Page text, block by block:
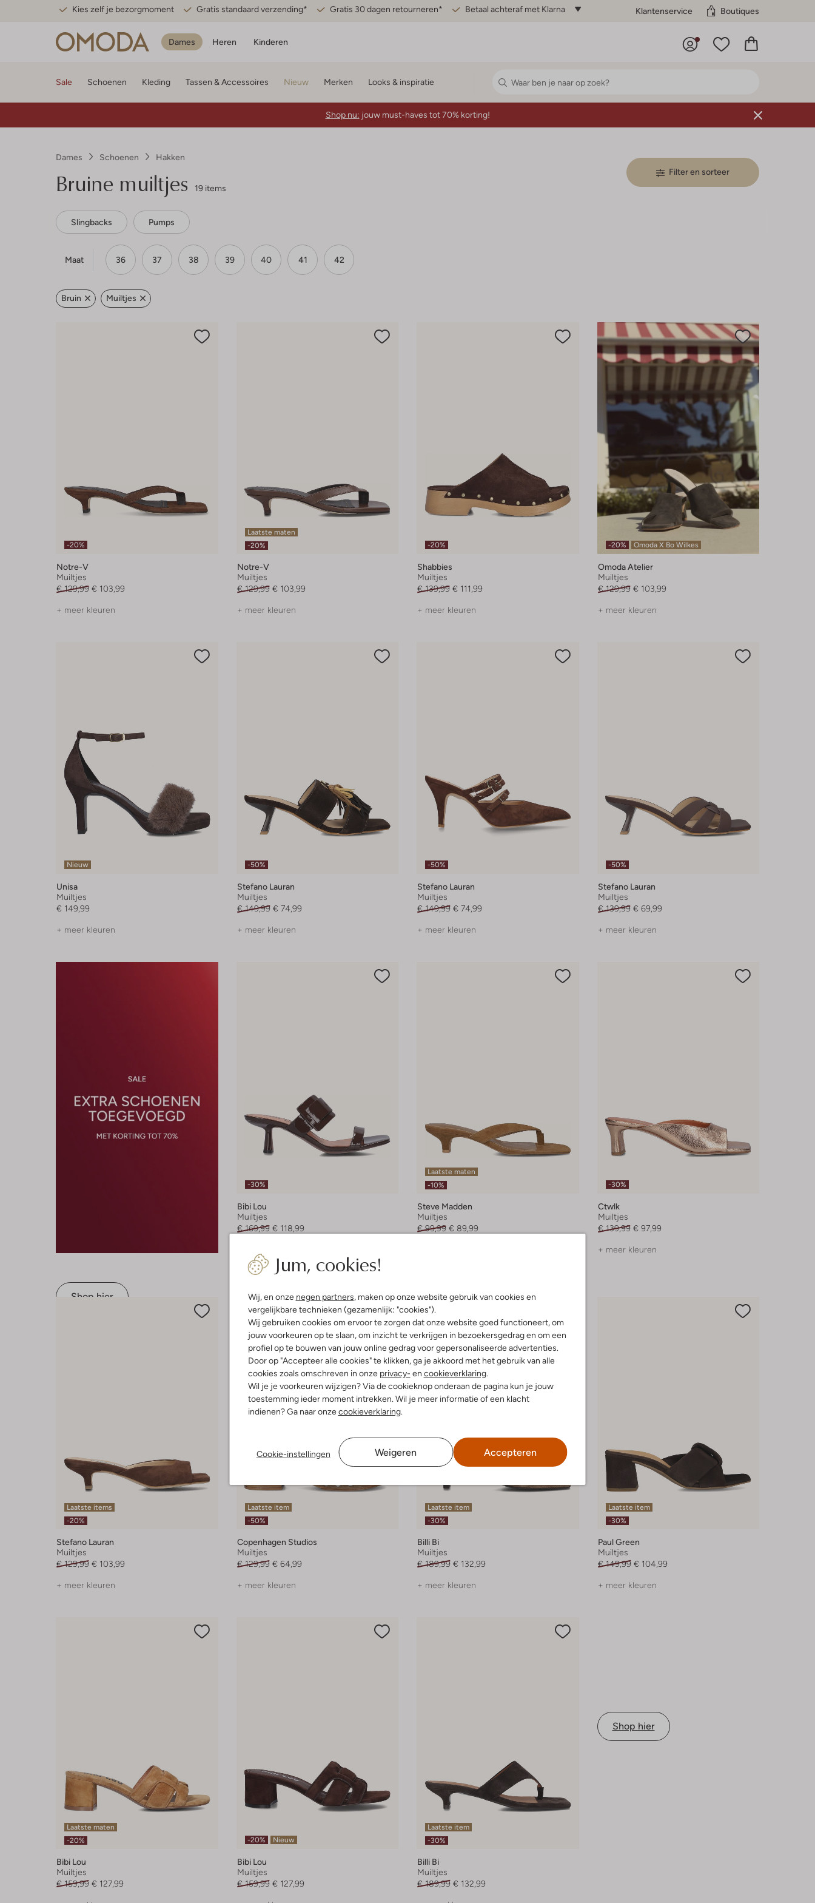
Kies zelf je bezorgmoment Gratis standaard verzending* Gratis 30 dagen retourneren* Betaal achteraf met Klarna Klantenservice Boutiques
Dames Heren Kinderen
Jum, cookies!
Wij, en onze negen partners, maken op onze website gebruik van cookies en
vergelijkbare technieken (gezamenlijk: "cookies").
Wij gebruiken cookies om ervoor te zorgen dat onze website goed functioneert, om
jouw voorkeuren op te slaan, om inzicht te verkrijgen in bezoekersgedrag en om een
profiel op te bouwen van jouw online gedrag voor gepersonaliseerde advertenties.
Door op "Accepteer alle cookies" te klikken, ga je akkoord met het gebruik van alle
cookies zoals omschreven in onze privacy- en cookieverklaring.
Wil je je voorkeuren wijzigen? Via de cookieknop onderaan de pagina kun je jouw
toestemming ieder moment intrekken. Wil je meer informatie of een klacht
indienen? Ga naar onzecookieverklaring.
Cookie-instellingen Weigeren Accepteren
Sale Schoenen Kleding Tassen & Accessoires Nieuw Merken Looks & inspiratie
Shop nu: jouw must-haves tot 70% korting!
Dames Schoenen Hakken
Bruine muiltjes 19 items
Filter en sorteer
Slingbacks Pumps
Maat 36 37 38 39 40 41 42
Bruin Muiltjes
-20%
Notre-V
Muiltjes
€ 129,99 € 103,99
+ meer kleuren
Laatste maten
-20%
Notre-V
Muiltjes
€ 129,99 € 103,99
+ meer kleuren
-20%
Shabbies
Muiltjes
€ 139,99 € 111,99
+ meer kleuren
-20% Omoda X Bo Wilkes
Omoda Atelier
Muiltjes
€ 129,99 € 103,99
+ meer kleuren
Nieuw
Unisa
Muiltjes
€ 149,99
+ meer kleuren
-50%
Stefano Lauran
Muiltjes
€ 149,99 € 74,99
+ meer kleuren
-50%
Stefano Lauran
Muiltjes
€ 149,99 € 74,99
+ meer kleuren
-50%
Stefano Lauran
Muiltjes
€ 139,99 € 69,99
+ meer kleuren
Shop hier
-30%
Bibi Lou
Muiltjes
€ 169,99 € 118,99
Laatste maten
-10%
Steve Madden
Muiltjes
€ 99,99 € 89,99
-30%
Ctwlk
Muiltjes
€ 139,99 € 97,99
+ meer kleuren
Laatste items
-20%
Stefano Lauran
Muiltjes
€ 129,99 € 103,99
+ meer kleuren
Laatste item
-50%
Copenhagen Studios
Muiltjes
€ 129,99 € 64,99
+ meer kleuren
Laatste item
-30%
Billi Bi
Muiltjes
€ 189,99 € 132,99
+ meer kleuren
Laatste item
-30%
Paul Green
Muiltjes
€ 149,99 € 104,99
+ meer kleuren
Laatste maten
-20%
Bibi Lou
Muiltjes
€ 159,99 € 127,99
-20% Nieuw
Bibi Lou
Muiltjes
€ 159,99 € 127,99
Laatste item
-30%
Billi Bi
Muiltjes
€ 189,99 € 132,99
Shop hier